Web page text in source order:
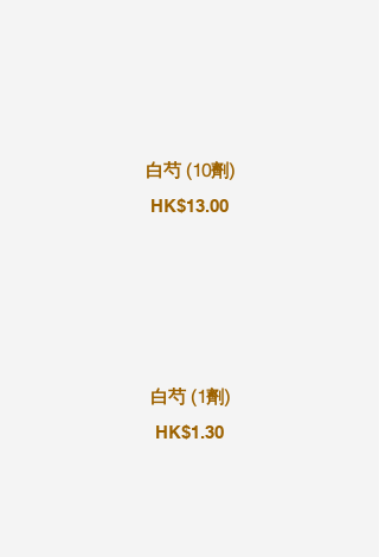
白芍 (10劑)
HK$13.00
白芍 (1劑)
HK$1.30